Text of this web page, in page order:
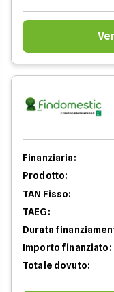
Finanziaria:
Prodotto:
TAN Fisso:
TAEG:
Durata
Importo finanziato:
Totale dovuto: